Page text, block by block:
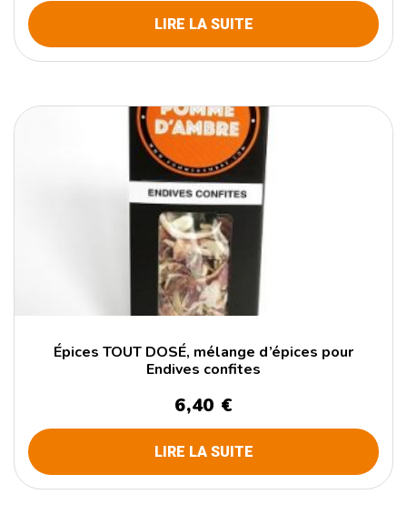
LIRE LA SUITE
Épices TOUT DOSÉ, mélange d’épices pour
Endives confites
6,40 €
LIRE LA SUITE